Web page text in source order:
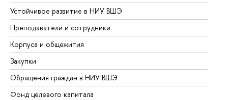
Устойчивое развитие в НИУ ВШЭ
Преподаватели и сотрудники
Корпуса и общежития
Закупки
Обращения граждан в НИУ ВШЭ
Фонд целевого капитала